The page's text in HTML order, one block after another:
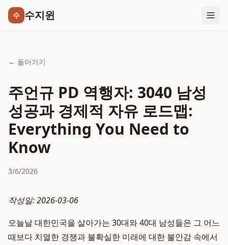
수 수지윈
← 돌아가기
주언규 PD 역행자: 3040 남성
성공과 경제적 자유 로드맵:
Everything You Need to
Know
3/6/2026
작성일: 2026-03-06
오늘날 대한민국을 살아가는 30대와 40대 남성들은 그 어느
때보다 치열한 경쟁과 불확실한 미래에 대한 불안감 속에서